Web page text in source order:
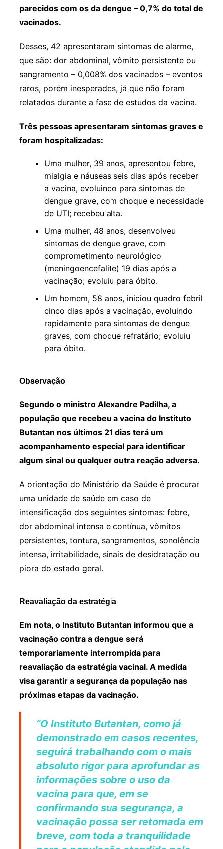
parecidos com os da dengue – 0,7% do total de
vacinados.
Desses, 42 apresentaram sintomas de alarme,
que são: dor abdominal, vômito persistente ou
sangramento – 0,008% dos vacinados – eventos
raros, porém inesperados, já que não foram
relatados durante a fase de estudos da vacina.
Três pessoas apresentaram sintomas graves e
foram hospitalizadas:
Uma mulher, 39 anos, apresentou febre,
mialgia e náuseas seis dias após receber
a vacina, evoluindo para sintomas de
dengue grave, com choque e necessidade
de UTI; recebeu alta.
Uma mulher, 48 anos, desenvolveu
sintomas de dengue grave, com
comprometimento neurológico
(meningoencefalite) 19 dias após a
vacinação; evoluiu para óbito.
Um homem, 58 anos, iniciou quadro febril
cinco dias após a vacinação, evoluindo
rapidamente para sintomas de dengue
graves, com choque refratário; evoluiu
para óbito.
Observação
Segundo o ministro Alexandre Padilha, a
população que recebeu a vacina do Instituto
Butantan nos últimos 21 dias terá um
acompanhamento especial para identificar
algum sinal ou qualquer outra reação adversa.
A orientação do Ministério da Saúde é procurar
uma unidade de saúde em caso de
intensificação dos seguintes sintomas: febre,
dor abdominal intensa e contínua, vômitos
persistentes, tontura, sangramentos, sonolência
intensa, irritabilidade, sinais de desidratação ou
piora do estado geral.
Reavaliação da estratégia
Em nota, o Instituto Butantan informou que a
vacinação contra a dengue será
temporariamente interrompida para
reavaliação da estratégia vacinal. A medida
visa garantir a segurança da população nas
próximas etapas da vacinação.
“O Instituto Butantan, como já
demonstrado em casos recentes,
seguirá trabalhando com o mais
absoluto rigor para aprofundar as
informações sobre o uso da
vacina para que, em se
confirmando sua segurança, a
vacinação possa ser retomada em
breve, com toda a tranquilidade